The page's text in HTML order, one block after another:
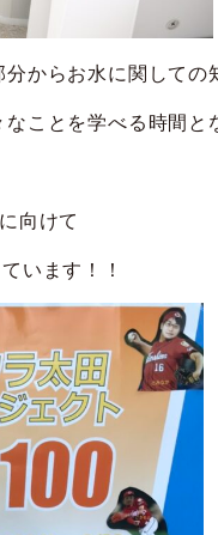
からお水に関しての
ことを学べる時間
向けて
います！！